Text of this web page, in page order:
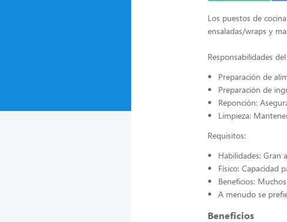
Los puestos de
ensaladas/wraps y
Responsabilidades
Preparación de
Preparación de
Reponción:
Limpieza:
Requisitos:
Habilidades: Gran
Físico: Capacidad
Beneficios:
A menudo se
Beneficios